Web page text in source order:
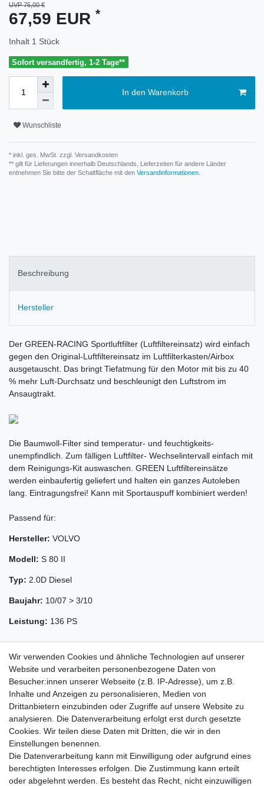
UVP 75,00 €
67,59 EUR *
Inhalt 1 Stück
Sofort versandfertig, 1-2 Tage**
In den Warenkorb
Wunschliste
* inkl. ges. MwSt. zzgl. Versandkosten
** gilt für Lieferungen innerhalb Deutschlands, Lieferzeiten für andere Länder
entnehmen Sie bitte der Schaltfläche mit den Versandinformationen
Beschreibung
Hersteller
Der GREEN-RACING Sportluftfilter (Luftfiltereinsatz) wird einfach
gegen den Original-Luftfiltereinsatz im Luftfilterkasten/Airbox
ausgetauscht. Das bringt Tiefatmung für den Motor mit bis zu 40
% mehr Luft-Durchsatz und beschleunigt den Luftstrom im
Ansaugtrakt.
Die Baumwoll-Filter sind temperatur- und feuchtigkeits-
unempfindlich. Zum fälligen Luftfilter- Wechselintervall einfach mit
dem Reinigungs-Kit auswaschen. GREEN Luftfiltereinsätze
werden einbaufertig geliefert und halten ein ganzes Autoleben
lang. Eintragungsfrei! Kann mit Sportauspuff kombiniert werden!
Passend für:
Hersteller: VOLVO
Modell: S 80 II
Typ: 2.0D Diesel
Baujahr: 10/07 > 3/10
Leistung: 136 PS
Zahlung und Versand
Impressum Daten­schutz­erklärung AGB
Wir verwenden Cookies und ähnliche Technologien auf unserer
Website und verarbeiten personenbezogene Daten von
Besucher:innen unserer Webseite (z.B. IP-Adresse), um z.B.
Inhalte und Anzeigen zu personalisieren, Medien von
Drittanbietern einzubinden oder Zugriffe auf unsere Website zu
analysieren. Die Datenverarbeitung erfolgt erst durch gesetzte
Cookies. Wir teilen diese Daten mit Dritten, die wir in den
Einstellungen benennen.
Die Datenverarbeitung kann mit Einwilligung oder aufgrund eines
berechtigten Interesses erfolgen. Die Zustimmung kann erteilt
oder abgelehnt werden. Es besteht das Recht, nicht einzuwilligen